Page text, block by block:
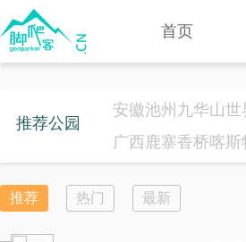
首页
推荐公园
安徽池州九华山世
广西鹿寨香桥喀斯
推荐 热门 最新